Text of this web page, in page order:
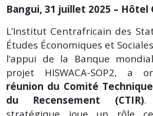
Bangui, 31 juillet 2025 – Hôtel
L’Institut Centrafricain des
Études Économiques et Sociales
l’appui de la Banque
projet HISWACA-SOP2, a
réunion du Comité
du Recensement (CTIR).